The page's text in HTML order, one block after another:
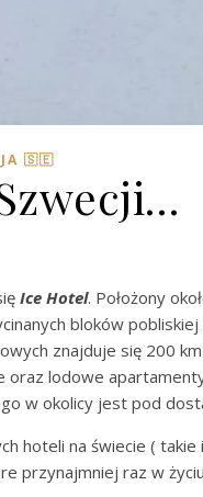
🇸🇪
Ice Hotel. Położony
bloków
znajduje się 200 km
lodowe
w okolicy jest pod
hoteli na świecie (
przynajmniej raz w